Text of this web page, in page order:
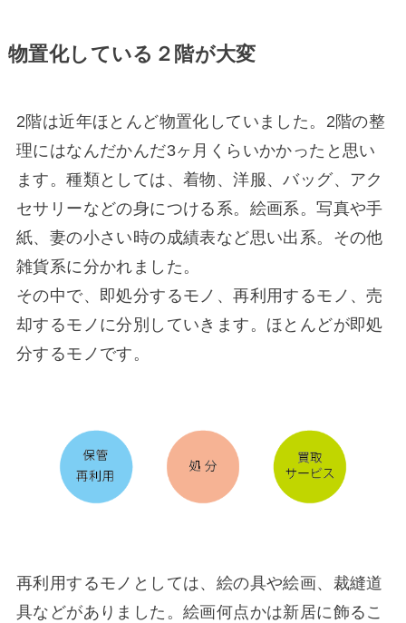
物置化している２階が大変
2階は近年ほとんど物置化していました。2階の整
理にはなんだかんだ3ヶ月くらいかかったと思い
ます。種類としては、着物、洋服、バッグ、アク
セサリーなどの身につける系。絵画系。写真や手
紙、妻の小さい時の成績表など思い出系。その他
雑貨系に分かれました。
その中で、即処分するモノ、再利用するモノ、売
却するモノに分別していきます。ほとんどが即処
分するモノです。
再利用するモノとしては、絵の具や絵画、裁縫道
具などがありました。絵画何点かは新居に飾るこ